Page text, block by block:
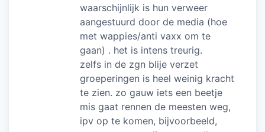
waarschijnlijk is hun verweer
aangestuurd door de media (hoe
met wappies/anti vaxx om te
gaan) . het is intens treurig.
zelfs in de zgn blije verzet
groeperingen is heel weinig kracht
te zien. zo gauw iets een beetje
mis gaat rennen de meesten weg,
ipv op te komen, bijvoorbeeld,